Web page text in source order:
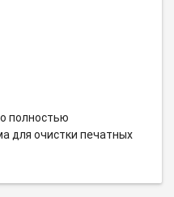
полностью
для очистки печатных